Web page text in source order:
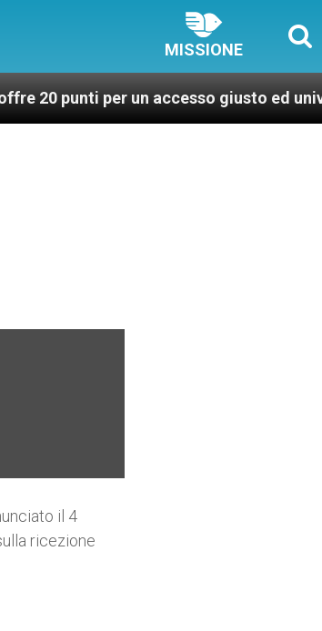
MISSIONE
un accesso giusto ed universale ai
il 4
ricezione